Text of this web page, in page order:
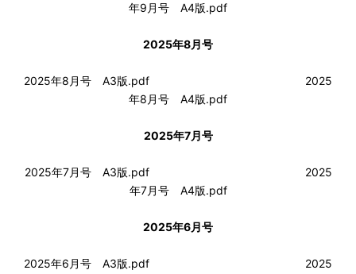
年9月号 A4版.pdf
2025年8月号
2025年8月号 A3版.pdf
2025
年8月号 A4版.pdf
2025年7月号
2025年7月号 A3版.pdf
2025
年7月号 A4版.pdf
2025年6月号
2025年6月号 A3版.pdf
2025